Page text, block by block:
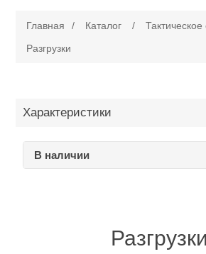
Каталог
Товары для
Главная / Каталог /
Разгрузки
Характеристики
В наличии
Разгрузки